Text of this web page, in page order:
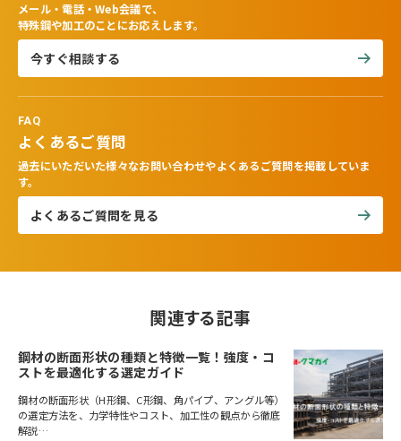
メール・電話・Web会議で、
特殊鋼や加工のことにお応えします。
今すぐ相談する
FAQ
よくあるご質問
過去にいただいた様々なお問い合わせやよくあるご質問を掲載していま
す。
よくあるご質問を見る
関連する記事
鋼材の断面形状の種類と特徴一覧！強度・コ
ストを最適化する選定ガイド
鋼材の断面形状（H形鋼、C形鋼、角パイプ、アングル等）
の選定方法を、力学特性やコスト、加工性の観点から徹底
解説…